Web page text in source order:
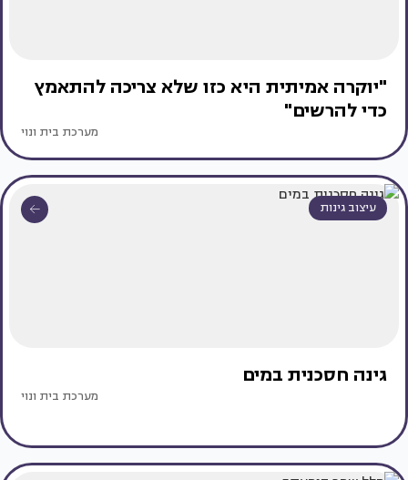
"יוקרה אמיתית היא כזו שלא צריכה להתאמץ
כדי להרשים"
מערכת בית ונוי
עיצוב גינות
גינה חסכנית במים
מערכת בית ונוי